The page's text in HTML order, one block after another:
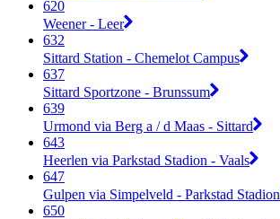
620
Weener - Leer
632
Sittard Station - Chemelot Campus
637
Sittard Sportzone - Brunssum
639
Urmond via Berg a / d Maas - Sittard
643
Heerlen via Parkstad Stadion - Vaals
647
Gulpen via Simpelveld - Parkstad Stadion
650